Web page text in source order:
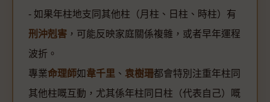
- 如果年柱地支同其他柱（月柱、日柱、時柱）有
刑沖剋害 ，可能反映家庭關係複雜，或者早年運程
波折。
專業命理師如 韋千里 、 袁樹珊都會特別注重年柱同
其他柱嘅互動，尤其係年柱同日柱（代表自己）嘅